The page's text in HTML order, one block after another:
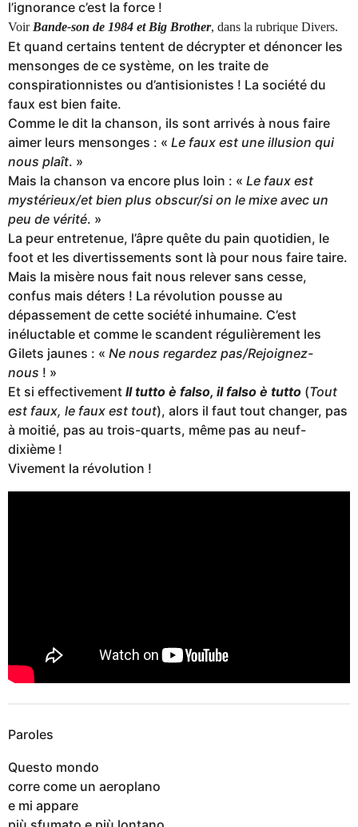
l’ignorance c’est la force !
Voir Bande-son de 1984 et Big Brother, dans la rubrique Divers.
Et quand certains tentent de décrypter et dénoncer les
mensonges de ce système, on les traite de
conspirationnistes ou d’antisionistes ! La société du
faux est bien faite.
Comme le dit la chanson, ils sont arrivés à nous faire
aimer leurs mensonges : « Le faux est une illusion qui
nous plaît. »
Mais la chanson va encore plus loin : « Le faux est
mystérieux/et bien plus obscur/si on le mixe avec un
peu de vérité. »
La peur entretenue, l’âpre quête du pain quotidien, le
foot et les divertissements sont là pour nous faire taire.
Mais la misère nous fait nous relever sans cesse,
confus mais déters ! La révolution pousse au
dépassement de cette société inhumaine. C’est
inéluctable et comme le scandent régulièrement les
Gilets jaunes : « Ne nous regardez pas/Rejoignez-
nous ! »
Et si effectivement Il tutto è falso, il falso è tutto (Tout
est faux, le faux est tout), alors il faut tout changer, pas
à moitié, pas au trois-quarts, même pas au neuf-
dixième !
Vivement la révolution !
Paroles
Questo mondo
corre come un aeroplano
e mi appare